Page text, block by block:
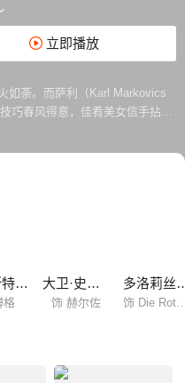
立即播放
如荼。而萨利（Karl Markovics
巧春风得意，佳肴美女信手拈
多久，很快他便因为遭罪被逮
…… 本片根据阿道夫博格
奥古斯特·迪赫
格
大卫·史崔梭德
饰 赫尔佐
多洛莉